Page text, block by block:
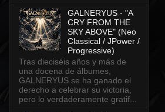
GALNERYUS - "A
CRY FROM THE
SKY ABOVE" (Neo
Classical / JPower /
Progressive)
Tras dieciséis años y más de
una docena de álbumes,
GALNERYUS se ha ganado el
derecho a celebrar su victoria,
pero lo verdaderamente gratif...